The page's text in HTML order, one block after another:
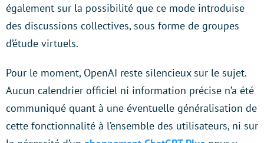
également sur la possibilité que ce mode introduise
des discussions collectives, sous forme de groupes
d’étude virtuels.
Pour le moment, OpenAI reste silencieux sur le sujet.
Aucun calendrier officiel ni information précise n’a été
communiqué quant à une éventuelle généralisation de
cette fonctionnalité à l’ensemble des utilisateurs, ni sur